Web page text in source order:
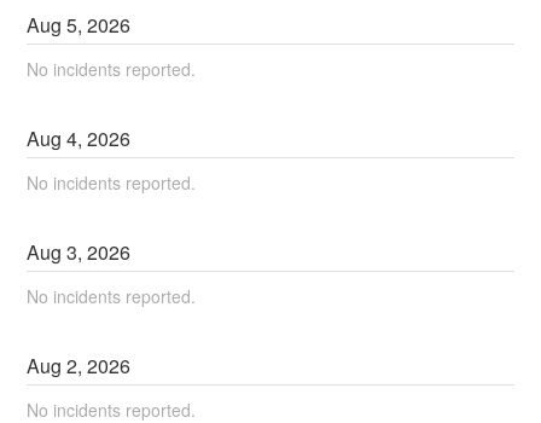
Aug5,2026
No incidents reported.
Aug4,2026
No incidents reported.
Aug3,2026
No incidents reported.
Aug2,2026
No incidents reported.